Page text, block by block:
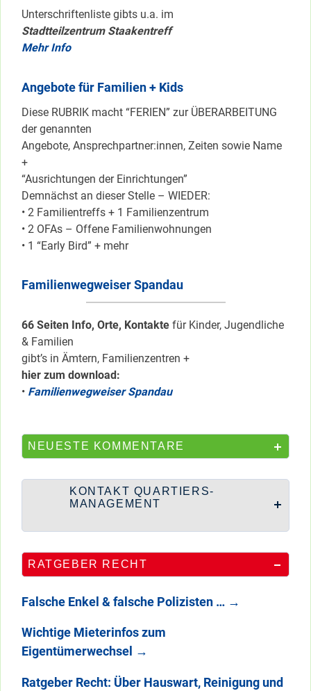
Unterschriftenliste gibts u.a. im
Stadtteilzentrum Staakentreff
Mehr Info
Angebote für Familien + Kids
Diese RUBRIK macht “FERIEN” zur ÜBERARBEITUNG
der genannten
Angebote, Ansprechpartner:innen, Zeiten sowie Name
+
“Ausrichtungen der Einrichtungen”
Demnächst an dieser Stelle – WIEDER:
• 2 Familientreffs + 1 Familienzentrum
• 2 OFAs – Offene Familienwohnungen
• 1 “Early Bird” + mehr
Familienwegweiser Spandau
66 Seiten Info, Orte, Kontakte für Kinder, Jugendliche
& Familien
gibt’s in Ämtern, Familienzentren +
hier zum download:
• Familienwegweiser Spandau
NEUESTE KOMMENTARE
KONTAKT QUARTIERS-
MANAGEMENT
RATGEBER RECHT
Falsche Enkel & falsche Polizisten … →
Wichtige Mieterinfos zum
Eigentümerwechsel →
Ratgeber Recht: Über Hauswart, Reinigung und